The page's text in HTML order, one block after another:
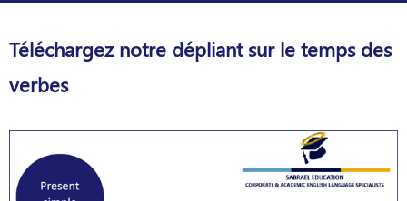
Téléchargez notre dépliant sur le temps des
verbes